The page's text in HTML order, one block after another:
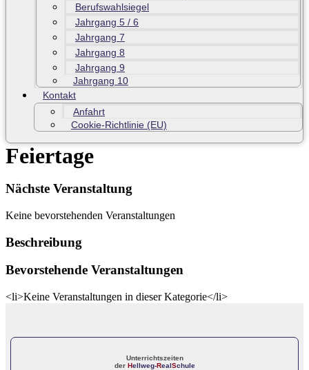
Berufswahlsiegel
Jahrgang 5 / 6
Jahrgang 7
Jahrgang 8
Jahrgang 9
Jahrgang 10
Kontakt
Anfahrt
Cookie-Richtlinie (EU)
Feiertage
Nächste Veranstaltung
Keine bevorstehenden Veranstaltungen
Beschreibung
Bevorstehende Veranstaltungen
<li>Keine Veranstaltungen in dieser Kategorie</li>
Unterrichtszeiten
der Hellweg-RealSchule